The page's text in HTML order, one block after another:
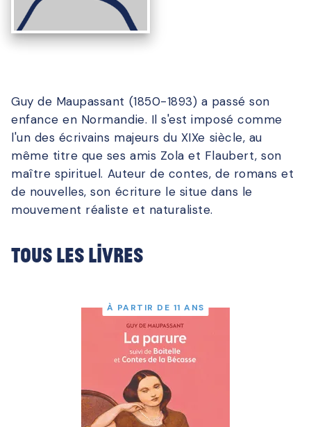
Guy de Maupassant (1850-1893) a passé son
enfance en Normandie. Il s'est imposé comme
l'un des écrivains majeurs du XIXe siècle, au
même titre que ses amis Zola et Flaubert, son
maître spirituel. Auteur de contes, de romans et
de nouvelles, son écriture le situe dans le
mouvement réaliste et naturaliste.
Tous les livres
À PARTIR DE 11 ANS